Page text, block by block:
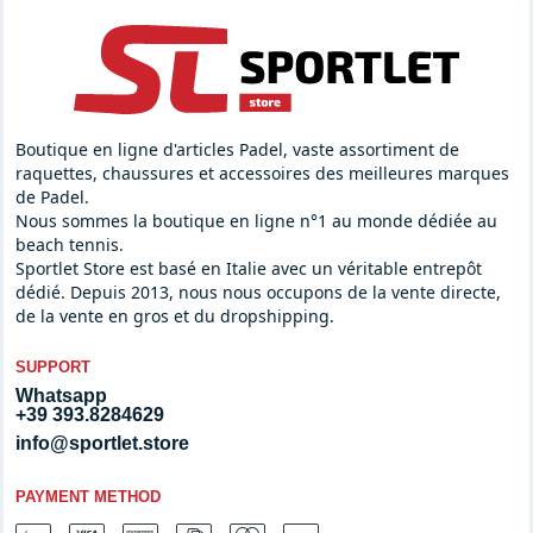
Boutique en ligne d'articles Padel, vaste assortiment de
raquettes, chaussures et accessoires des meilleures marques
de Padel.
Nous sommes la boutique en ligne n°1 au monde dédiée au
beach tennis.
Sportlet Store est basé en Italie avec un véritable entrepôt
dédié. Depuis 2013, nous nous occupons de la vente directe,
de la vente en gros et du dropshipping.
SUPPORT
Whatsapp
+39 393.8284629
info@sportlet.store
PAYMENT METHOD